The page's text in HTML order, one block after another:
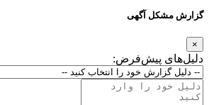
گزارش مشکل آگهی
×
دلیل‌های پیش‌فرض: